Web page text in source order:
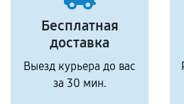
Бесплатная
доставка
Выезд курьера до вас
за 30 мин.